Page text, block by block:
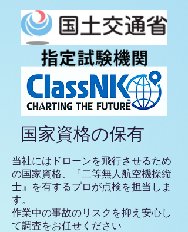
​国家資格の保有
​当社にはドローンを飛行させるため
の国家資格、『二等無人航空機操縦
士』を有するプロが点検を担当しま
す。
作業中の事故のリスクを抑え安心し
て調査をお任せください